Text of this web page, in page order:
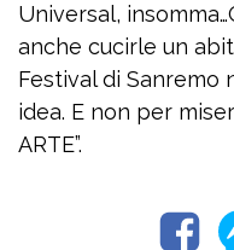
Universal,
anche cucirle un
Festival di Sanremo
idea. E non per
ARTE”.